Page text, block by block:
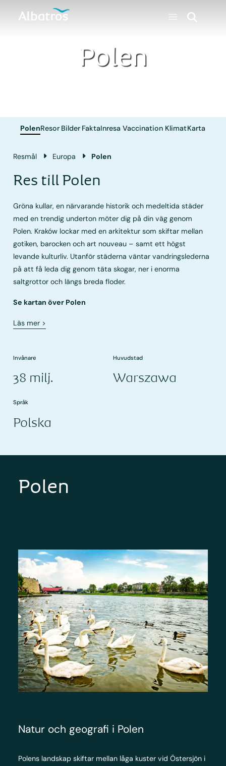
Polen
PolenResor Bilder FaktaInresa Vaccination KlimatKarta
Resmål Europa Polen
Res till Polen
Gröna kullar, en närvarande historik och medeltida städer
med en trendig underton möter dig på din väg genom
Polen. Kraków lockar med en arkitektur som skiftar mellan
gotiken, barocken och art nouveau – samt ett högst
levande kulturliv. Utanför städerna väntar vandringslederna
på att få leda dig genom täta skogar, ner i enorma
saltgrottor och längs breda floder.
Se kartan över Polen
Läs mer >
Invånare
38 milj.
Huvudstad
Warszawa
Språk
Polska
Polen
Natur och geografi i Polen
Polens landskap skiftar mellan låga kuster vid Östersjön i